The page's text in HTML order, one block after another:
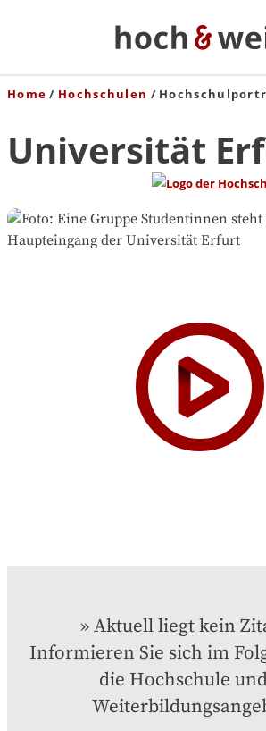
Home Hochschulen
Universität
Aktuell liegt kein
Informieren Sie sich im
die Hochschule